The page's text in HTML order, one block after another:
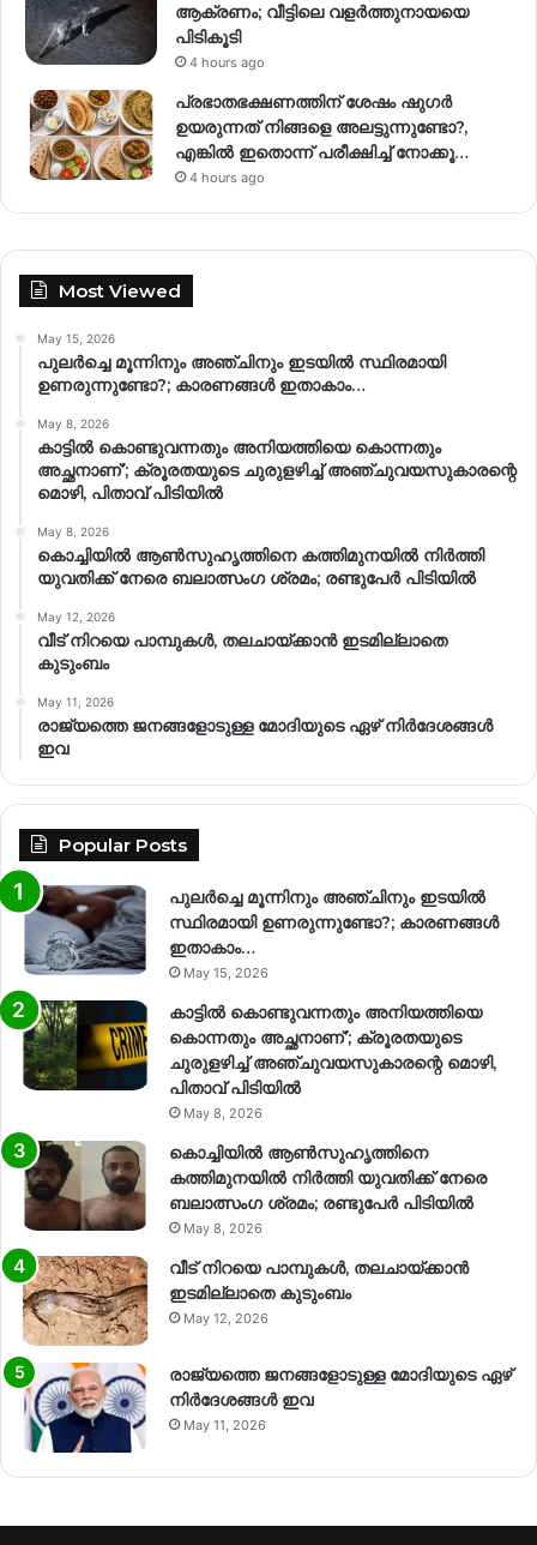
ആക്രണം; വീട്ടിലെ വളർത്തുനായയെ
പിടികൂടി
4 hours ago
പ്രഭാതഭക്ഷണത്തിന് ശേഷം ഷുഗർ
ഉയരുന്നത് നിങ്ങളെ അലട്ടുന്നുണ്ടോ?,
എങ്കിൽ ഇതൊന്ന് പരീക്ഷിച്ച് നോക്കൂ…
4 hours ago
Most Viewed
May 15, 2026
പുലർച്ചെ മൂന്നിനും അഞ്ചിനും ഇടയിൽ സ്ഥിരമായി
ഉണരുന്നുണ്ടോ?; കാരണങ്ങള്‍ ഇതാകാം…
May 8, 2026
കാട്ടിൽ കൊണ്ടുവന്നതും അനിയത്തിയെ കൊന്നതും
അച്ഛനാണ്’; ക്രൂരതയുടെ ചുരുളഴിച്ച് അഞ്ചുവയസുകാരന്റെ
മൊഴി, പിതാവ് പിടിയിൽ
May 8, 2026
കൊച്ചിയിൽ ആൺസുഹൃത്തിനെ കത്തിമുനയിൽ നിർത്തി
യുവതിക്ക് നേരെ ബലാത്സംഗ​ ശ്രമം; രണ്ടുപേർ പിടിയിൽ
May 12, 2026
വീട് നിറയെ പാമ്പുകൾ, തലചായ്ക്കാൻ ഇടമില്ലാതെ
കുടുംബം
May 11, 2026
രാജ്യത്തെ ജനങ്ങളോടുള്ള മോദിയുടെ ഏഴ് നിര്‍ദേശങ്ങള്‍
ഇവ
Popular Posts
പുലർച്ചെ മൂന്നിനും അഞ്ചിനും ഇടയിൽ
സ്ഥിരമായി ഉണരുന്നുണ്ടോ?; കാരണങ്ങള്‍
ഇതാകാം…
May 15, 2026
കാട്ടിൽ കൊണ്ടുവന്നതും അനിയത്തിയെ
കൊന്നതും അച്ഛനാണ്’; ക്രൂരതയുടെ
ചുരുളഴിച്ച് അഞ്ചുവയസുകാരന്റെ മൊഴി,
പിതാവ് പിടിയിൽ
May 8, 2026
കൊച്ചിയിൽ ആൺസുഹൃത്തിനെ
കത്തിമുനയിൽ നിർത്തി യുവതിക്ക് നേരെ
ബലാത്സംഗ​ ശ്രമം; രണ്ടുപേർ പിടിയിൽ
May 8, 2026
വീട് നിറയെ പാമ്പുകൾ, തലചായ്ക്കാൻ
ഇടമില്ലാതെ കുടുംബം
May 12, 2026
രാജ്യത്തെ ജനങ്ങളോടുള്ള മോദിയുടെ ഏഴ്
നിര്‍ദേശങ്ങള്‍ ഇവ
May 11, 2026